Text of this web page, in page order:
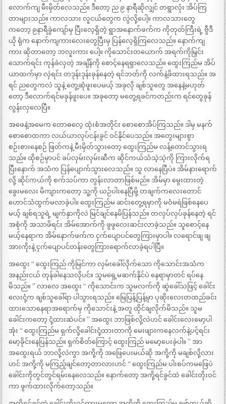
လောက်ကျ မီးမှိတ်လေသည်။ ဒီတော့ ည ၉ နာရီဆိုလျှင် တရွာလုံး အိပ်ကြ
တာများသည်။ ကာလသား လူငယ်တွေက လွဲလို့ပေါ့။ ကာလသားတွေ
ကတော့ ၉နာရီခွဲကျော်မှ ပြီးလေ့ရှိတဲ့ ရွာအနောက်ဖက်က ကိုတုတ်ကြီးရဲ့ ဗွီဒီ
ယို ရုံက နောက်ကျကားလေးတွေပြီးမှ ပြန်လေ့ရှိကြလေသည်။ နောက်ကျ
ကား ဆိုတာတော့ ဘလူးကား ပေါ့။ ကိုသောင်းတယောက် အရက်ကိုမြှင်း
သောက်ရင်း ကုန်ခဲလှတဲ့ အချိန်ကို စောင့်နေရရှာလေသည်။ ထွေးကြည်မ အိပ်
ယာထက်မှာ လှဲရင်း တဒုန်းဒုန်းခုန်နေတဲ့ ရင်ဘတ်ကို လက်နဲ့ဖိထားရသည်။ အ
ရင် ညတွေကလဲ သူနဲ့ တွေ့ဆုံဖူးပေမယ့် အခုလို ချစ်သူတွေ အနေနဲ့မဟုတ်
တော့ ဒီလောက်ရင်မခုန်ဖူးပေ။ အခုတော့ မတွေ့ရခင်ကတည်းက ရင်တွေခုန်
လွန်းလှလေပြီ။
အဖေနဲ့အမေက တောဓလေ့ ထုံးစံအတိုင်း စောစောအိပ်ကြသည်။ ဒါမှ မနက်
စောစောထကာ လယ်ယာလုပ်ငန်းခွင် ဝင်နိုင်ပေသည်။ အတွေးများစွာ
စဉ်းစားနေစဉ် ဖြတ်ကနဲ့ မီးမှိတ်သွားတော့ ထွေးကြည်မ လန့်တောင်သွားရ
သည်။ ထိုစဉ်မှာပင် ခပ်လှမ်းလှမ်းဆီက ဆိုင်ကယ်သံသဲ့သဲ့ကို ကြားလိုက်ရ
ပြီးနောက် အသံက ပြန်ပျောက်သွားလေသည်။ သူ လာနေပြီပဲ။ အိမ်နားရောက်
လို့ ဆိုင်ကယ်ကို စက်သပ်ကာ တွန်းလာတာဖြစ်မည်။ အိမ်မှာ မွေးထားတဲ့
ခွေးမလေး မိကျားကတော့ သူ့ကို ယဉ်ပါးနေပြီမို့ တချက်ကလေးတောင်
ဟောင်သံထွက်မလာခဲ့ပါ။ ထွေးကြည်မ ဆင်းတွေ့ရမှာကို မဝံမရဲဖြစ်နေပေ
မယ့် ချစ်ရသူရဲ့ မျက်နှာကိုလဲ မြင်ချင်နေမိပြန်သည်။ တလှပ်လှပ်ခုန်နေတဲ့ ရင်
အစုံကို အသာဖိရင်း အိမ်အောက်ကို ဖွဖွလေးဆင်းလာခဲ့သည်။ သူစောင့်နေ
မယ့်နေရာက အိမ်နောက်ဖက်က ငှက်ပျောပင်တွေကြားမှာပါ။ လရောင်ဖျ ဖျ
အားကိုးနဲ့ ငှက်ပျောပင်တန်းတွေကြားရောက်လာခဲ့ရပါပြီ။
အထွေး “ ထွေးကြည် ကိုမြင်ကာ လှမ်းခေါ်လိုက်သော ကိုသောင်းအသံက
အနည်းငယ် တုန်ခါနေသလိုပင်။ သူမရှေ့မဆက်နိုင်ပဲ နေရာမှာတင် ရပ်နေ
မိသည်။ ” လာလေ အထွေး “ ကိုသောင်းက သူမလက်ကို ဆွဲခေါ်သဖြင့် ခေါင်း
လေးငုံ့က ချစ်သူခေါ်ရာ ပါသွားရသည်။ မြေပြန့်ပြန့်မှာ ပုဆိုးလေးတထည်ခင်း
ထားသောနေရာအရောက်မှ ကိုသောင်းနဲ့ အတူ ထိုင်ချလိုက်မိသည်။ သူမ
ခေါင်းကတော့ ငုံ့ထားဆဲပင်။ ” အထွေး ဘာဖြစ်လို့လဲဟင် ခေါင်းလေးမော့ပါ
အုံး “ ထွေးကြည်မ ရှက်လို့ခေါင်းငုံ့ထားတာကို မေးဖျားကနေလက်နဲ့ပင့်ရင်း
မော့ခိုင်းနေပြန်သည်။ ရှက်စိတ်ကြောင့် ထွေးကြည် မမော့ပေးခဲ့ပါ။ ” အာ
အထွေးရယ် ဘာလို့လဲကွာ အကို့ကို အဖြေပေးမယ်ဆို အကို့ကို မချစ်လို့လား
ဟင် အကို့ကို မကြည့်ချင်တော့တာလားဟင် “ ထွေးကြည်မ ပါးစပ်ကမဖြေပဲ
ခေါင်းကိုတွင်တွင်ရမ်းနေလေသည်။ နောက်တော့ အကို့ရင်ခွင်ထဲ ခေါင်းတိုးဝင်
ကာ ဖွက်ထားလိုက်တော့သည်။